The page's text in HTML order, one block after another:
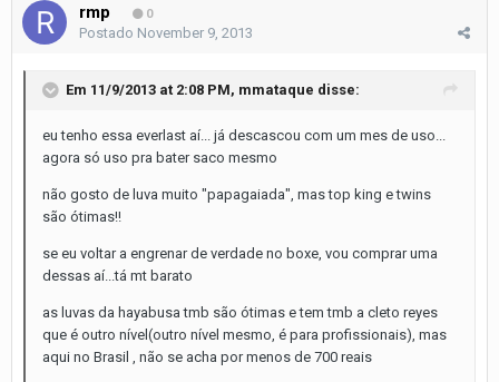
rmp 0
Postado November 9, 2013
Em 11/9/2013 at 2:08 PM, mmataque disse:
eu tenho essa everlast aí... já descascou com um mes de uso...
agora só uso pra bater saco mesmo
não gosto de luva muito "papagaiada", mas top king e twins
são ótimas!!
se eu voltar a engrenar de verdade no boxe, vou comprar uma
dessas aí...tá mt barato
as luvas da hayabusa tmb são ótimas e tem tmb a cleto reyes
que é outro nível(outro nível mesmo, é para profissionais), mas
aqui no Brasil , não se acha por menos de 700 reais